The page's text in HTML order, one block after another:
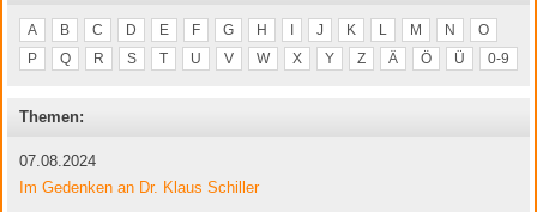
A B C D E F G H J K L M N
O
P
Q R S T U V W X Y Z Ä Ö Ü 0-9
Themen:
07.08.2024
Im Gedenken an Dr. Klaus Schiller